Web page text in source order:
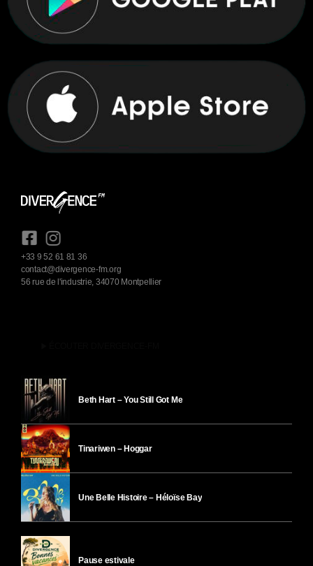
+33 9 52 61 81 36
contact@divergence-fm.org
56 rue de l'industrie, 34070 Montpellier
Beth Hart – You Still Got Me
Tinariwen – Hoggar
Une Belle Histoire – Héloïse Bay
Pause estivale